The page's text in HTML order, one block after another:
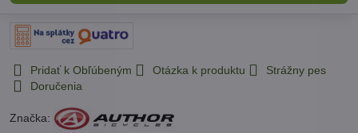
Pridať k Obľúbeným Otázka k produktu
Strážny pes
Doručenia
Značka: